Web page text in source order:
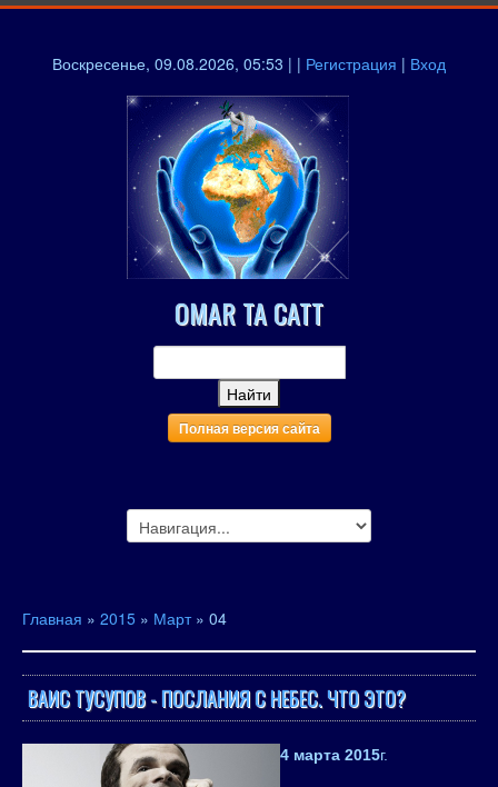
Воскресенье, 09.08.2026, 05:53 | | Регистрация | Вход
OMAR TA CATT
Полная версия сайта
Главная » 2015 » Март » 04
ВАИС ТУСУПОВ - ПОСЛАНИЯ С НЕБЕС. ЧТО ЭТО?
4 марта 2015г.